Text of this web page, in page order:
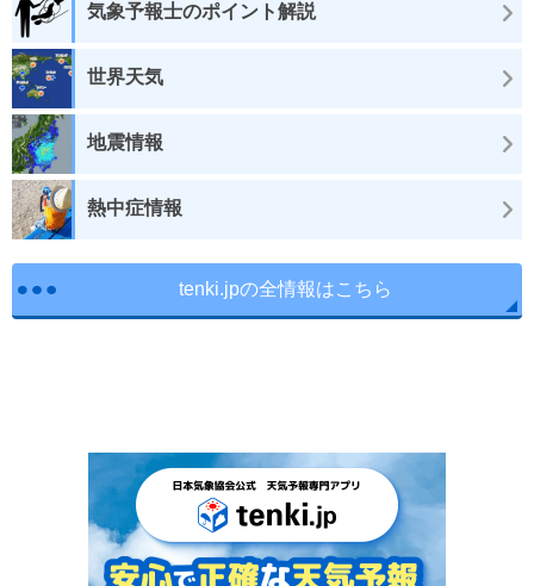
気象予報士のポイント解説
世界天気
地震情報
熱中症情報
tenki.jpの全情報はこちら